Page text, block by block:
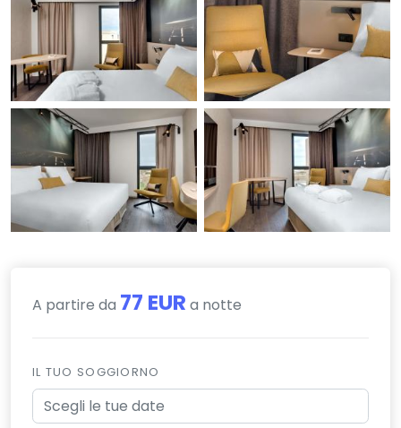
A partire da 77 EUR a notte
IL TUO SOGGIORNO